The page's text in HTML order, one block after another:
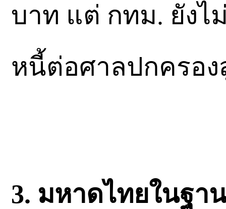
บาท แต่ กทม. ยัง
หนี้ต่อศาลปกครอง
3. มหาดไทยในฐา